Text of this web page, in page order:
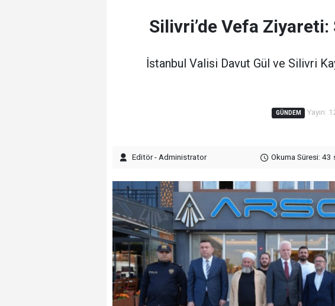
Silivri’de Vefa Ziyareti:
İstanbul Valisi Davut Gül ve Silivri
GÜNDEM Yayın:
Editör - Administrator Okuma Süresi: 43